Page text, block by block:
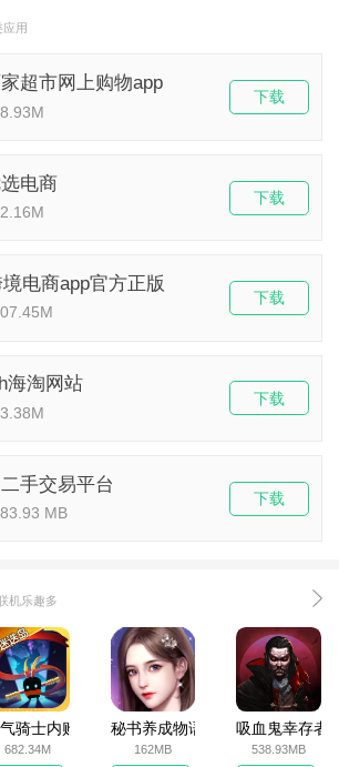
应用
超市网上购物app
下载
电商
下载
电商app官方正版
下载
海淘网站
下载
手交易平台
MB
下载
机乐趣多
方版骑士内购破解版
682.34M
秘书养成物语
162MB
吸血鬼幸存者
538.93MB